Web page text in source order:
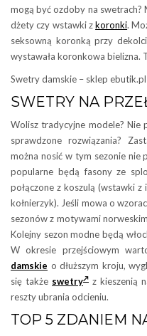
mogą być ozdoby na swetrach?
dżety czy wstawki zkoronki.
seksowną koronką przy
wystawała koronkowa bielizna.
Swetry damskie – sklep ebutik.pl
SWETRY NA
Wolisz tradycyjne modele? Nie
sprawdzone rozwiązania?
można nosić w tym sezonie nie
popularne będą fasony ze
połączone z koszulą (wstawki z
kołnierzyk). Jeśli mowa o
sezonów z motywami
Kolejny sezon modne będą
W okresie przejściowym
damskie o dłuższym kroju,
się także swetry
z kieszenią
reszty ubrania odcieniu.
TOP 5 ZDANIEM